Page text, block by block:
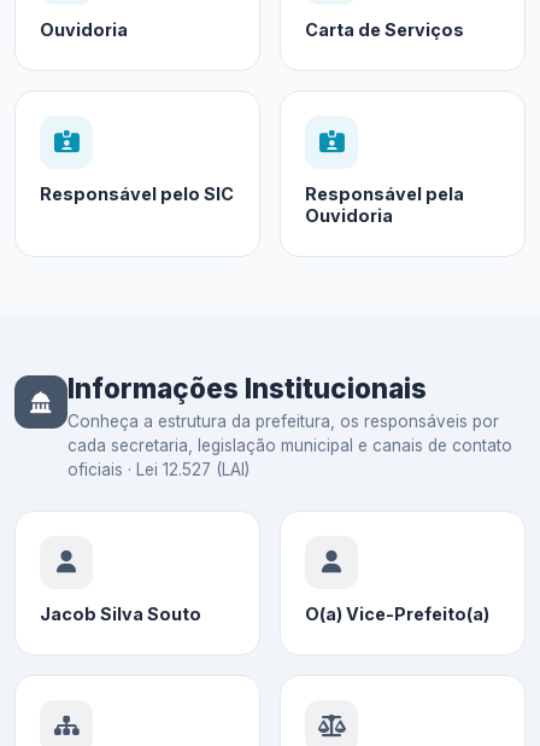
Ouvidoria Carta de Serviços
Responsável pelo SIC
Responsável pela
Ouvidoria
Informações Institucionais
Conheça a estrutura da prefeitura, os responsáveis por
cada secretaria, legislação municipal e canais de contato
oficiais · Lei 12.527 (LAI)
Jacob Silva Souto O(a) Vice-Prefeito(a)